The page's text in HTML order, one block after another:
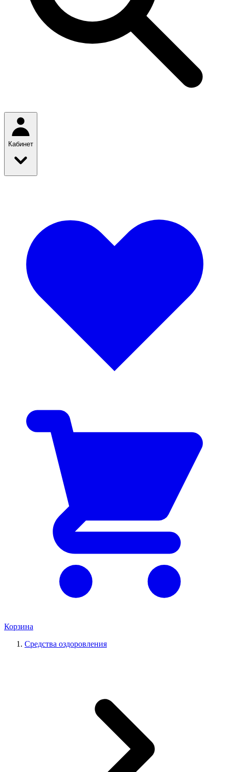
Кабинет
Корзина
Средства оздоровления